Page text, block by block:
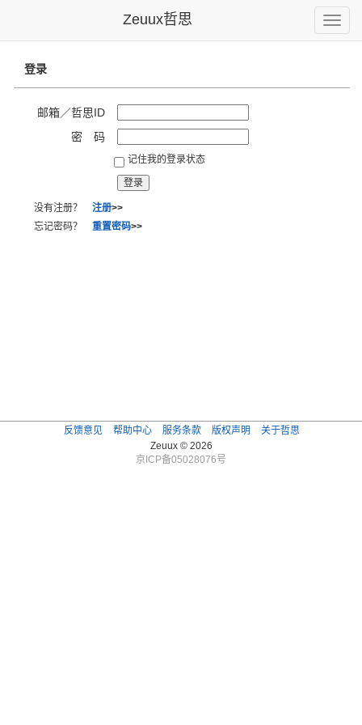
Toggle
Zeuux哲思
登录
邮箱／哲思ID
密 码
记住我的登录状态
没有注册？ 注册>>
忘记密码？ 重置密码>>
反馈意见 帮助中心 服务条款 版权声明
关于哲思
Zeuux © 2026
京ICP备05028076号